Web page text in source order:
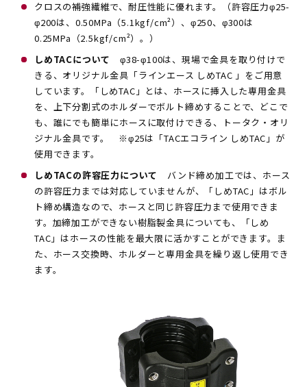
クロスの補強繊維で、耐圧性能に優れます。（許容圧力φ25-
φ200は、0.50MPa（5.1kgf/cm²）、φ250、φ300は
0.25MPa（2.5kgf/cm²）。）
しめTACについて
φ38-φ100は、現場で金具を取り付けで
きる、オリジナル金具「ラインエース しめTAC 」をご用意
しています。「しめTAC」とは、ホースに挿入した専用金具
を、上下分割式のホルダーでボルト締めすることで、どこで
も、誰にでも簡単にホースに取付けできる、トータク・オリ
ジナル金具です。 ※φ25は「TACエコライン しめTAC」が
使用できます。
しめTACの許容圧力について
バンド締め加工では、ホース
の許容圧力までは対応していませんが、「しめTAC」はボル
ト締め構造なので、ホースと同じ許容圧力まで使用できま
す。加締加工ができない樹脂製金具についても、「しめ
TAC」はホースの性能を最大限に活かすことができます。ま
た、ホース交換時、ホルダーと専用金具を繰り返し使用でき
ます。